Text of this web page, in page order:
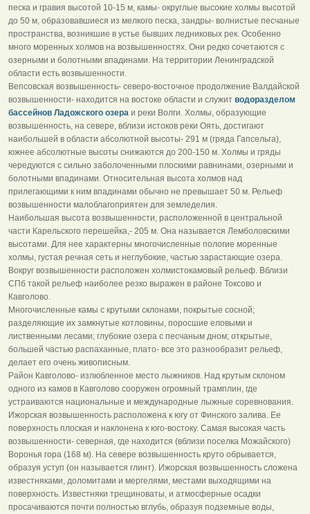
песка и гравия высотой 10-15 м, камы- округлые высокие холмы высотой
до 50 м, образовавшиеся из мелкого песка, зандры- волнистые песчаные
пространства, возникшие в устье бывших ледниковых рек. Особенно
много моренных холмов на возвышенностях. Они редко сочетаются с
озерными и болотными впадинами. На территории Ленинградской
области есть возвышенности.
Вепсовская возвышенность- северо-восточное продолжение Валдайской
возвышенности- находится на востоке области и служит водоразделом
бассейнов Ладожского озера и реки Волги. Холмы, образующие
возвышенность, на севере, вблизи истоков реки Оять, достигают
наибольшей в области абсолютной высоты- 291 м (гряда Гапсельга),
южнее абсолютные высоты снижаются до 200-150 м. Холмы и гряды
чередуются с сильно заболоченными плоскими равнинами, озерными и
болотными впадинами. Относительная высота холмов над
прилегающими к ним впадинами обычно не превышает 50 м. Рельеф
возвышенности малоблагоприятен для земледелия.
Наибольшая высота возвышенности, расположенной в центральной
части Карельского перешейка,- 205 м. Она называется Лемболовскими
высотами. Для нее характерны многочисленные пологие моренные
холмы, густая речная сеть и неглубокие, частью зарастающие озера.
Вокруг возвышенности расположен холмистокамовый рельеф. Вблизи
СПб такой рельеф наиболее резко выражен в районе Токсово и
Кавголово.
Многочисленные камы с крутыми склонами, покрытые сосной;
разделяющие их замкнутые котловины, поросшие еловыми и
лиственными лесами; глубокие озера с песчаным дном; открытые,
большей частью распаханные, плато- все это разнообразит рельеф,
делает его очень живописным.
Район Кавголово- излюбленное место лыжников. Над крутым склоном
одного из камов в Кавголово сооружен огромный трамплин, где
устраиваются национальные и международные лыжные соревнования.
Ижорская возвышенность расположена к югу от Финского залива. Ее
поверхность плоская и наклонена к юго-востоку. Самая высокая часть
возвышенности- северная, где находится (вблизи поселка Можайского)
Воронья гора (168 м). На севере возвышенность круто обрывается,
образуя уступ (он называется глинт). Ижорская возвышенность сложена
известняками, доломитами и мергелями, местами выходящими на
поверхность. Известняки трещиноваты, и атмосферные осадки
просачиваются почти полностью вглубь, образуя подземные воды,